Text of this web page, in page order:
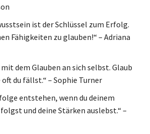
ist der Schlüssel zum Erfolg.
Fähigkeiten zu glauben!“ – Adriana
dem Glauben an sich selbst. Glaub
du fällst.“ – Sophie Turner
entstehen, wenn du deinem
und deine Stärken auslebst.“ –